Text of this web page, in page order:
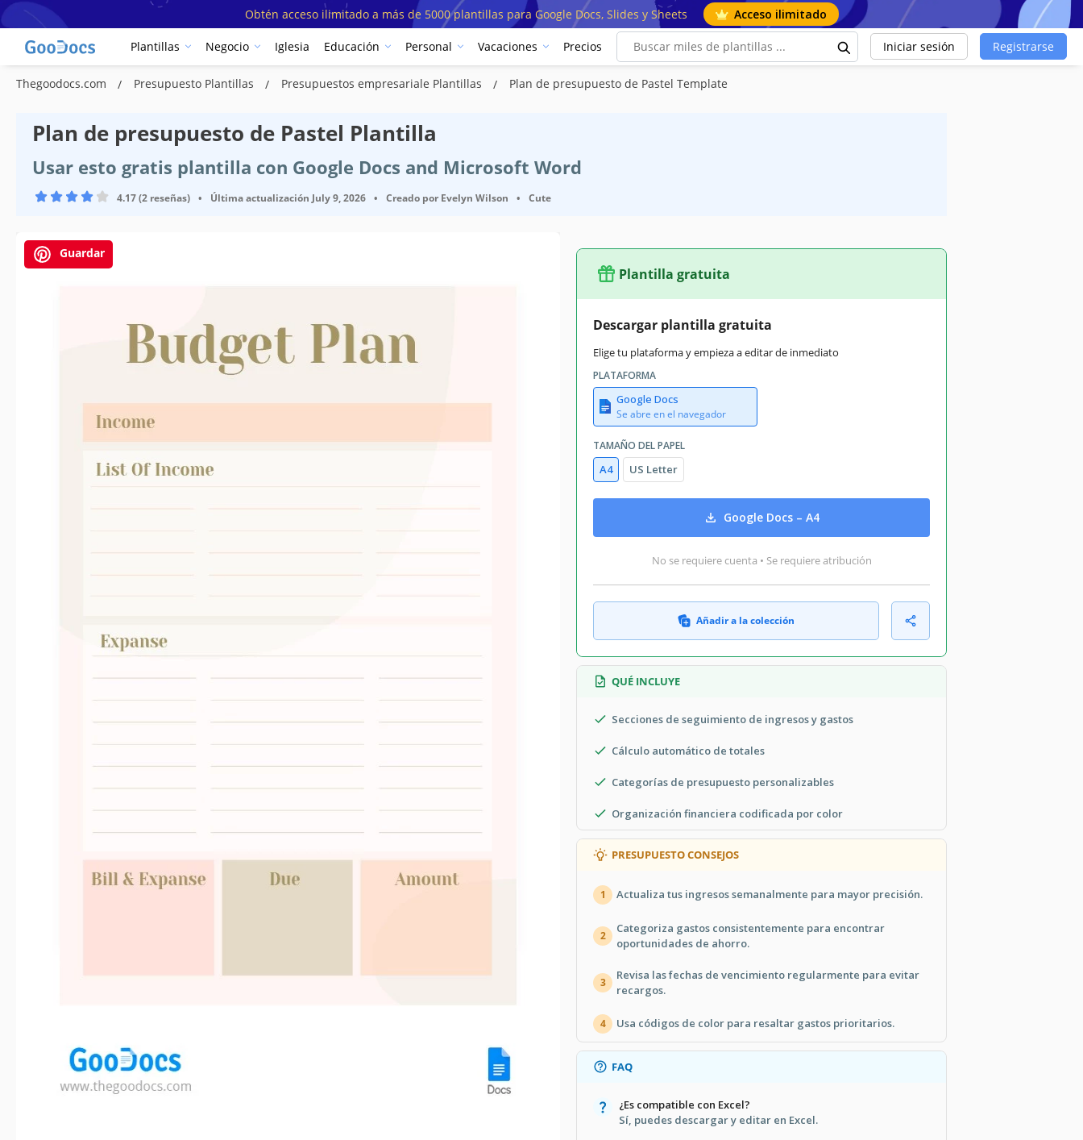
Obtén acceso ilimitado a más de 5000 plantillas para Google Docs, Slides y Sheets Acceso ilimitado
Plantillas Negocio Iglesia Educación Personal Vacaciones Precios Iniciar sesión Registrarse
Thegoodocs.com Presupuesto Plantillas Presupuestos empresariale Plantillas Plan de presupuesto de Pastel Template
Plan de presupuesto de Pastel Plantilla
Usar esto gratis plantilla con Google Docs and Microsoft Word
4.17 (2 reseñas) • Última actualización July 9, 2026 • Creado por Evelyn Wilson • Cute
Guardar
Plantilla gratuita
Descargar plantilla gratuita
Elige tu plataforma y empieza a editar de inmediato
PLATAFORMA
Google Docs
Se abre en el navegador
TAMAÑO DEL PAPEL
A4 US Letter
Google Docs – A4
No se requiere cuenta • Se requiere atribución
Añadir a la colección
QUÉ INCLUYE
Secciones de seguimiento de ingresos y gastos
Cálculo automático de totales
Categorías de presupuesto personalizables
Organización financiera codificada por color
PRESUPUESTO CONSEJOS
1 Actualiza tus ingresos semanalmente para mayor precisión.
2
Categoriza gastos consistentemente para encontrar
oportunidades de ahorro.
3
Revisa las fechas de vencimiento regularmente para evitar
recargos.
4 Usa códigos de color para resaltar gastos prioritarios.
FAQ
¿Es compatible con Excel?
Sí, puedes descargar y editar en Excel.